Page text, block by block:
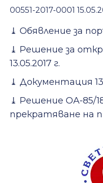
00551-2017-0001
⤓ Обявление за
⤓ Решение за
13.05.2017 г.
⤓ Документация
⤓ Решение ОА-85/
прекратяване на